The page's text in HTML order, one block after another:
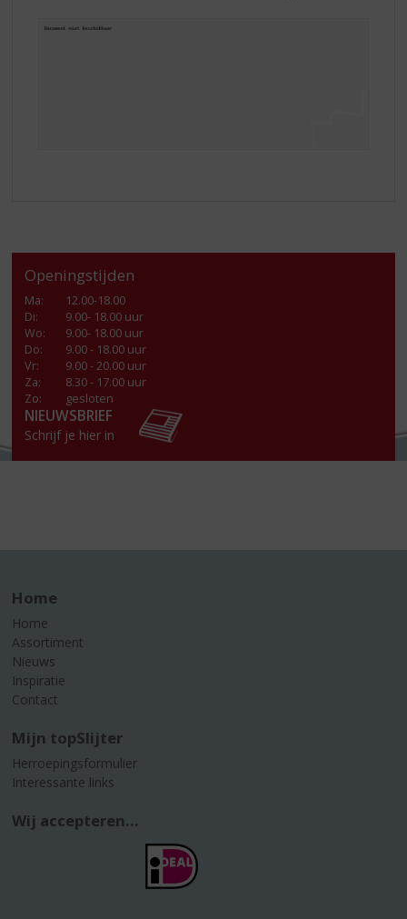
Openingstijden
Ma:
12.00-18.00
Di:
9.00- 18.00 uur
Wo:
9.00- 18.00 uur
Do:
9.00 - 18.00 uur
Vr:
9.00 - 20.00 uur
Za:
8.30 - 17.00 uur
Zo:
gesloten
NIEUWSBRIEF
Schrijf je hier in
Home
Home
Assortiment
Nieuws
Inspiratie
Contact
Mijn topSlijter
Herroepingsformulier
Interessante links
Wij accepteren...